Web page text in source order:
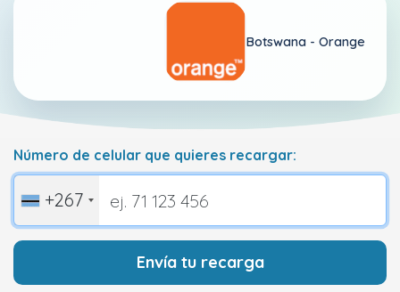
Botswana - Orange
Número de celular que quieres recargar:
+267
Envía tu recarga